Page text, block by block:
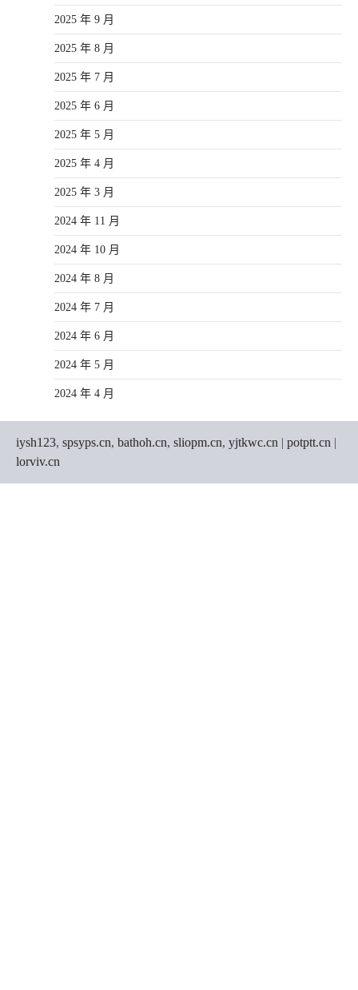
2025 年 9 月
2025 年 8 月
2025 年 7 月
2025 年 6 月
2025 年 5 月
2025 年 4 月
2025 年 3 月
2024 年 11 月
2024 年 10 月
2024 年 8 月
2024 年 7 月
2024 年 6 月
2024 年 5 月
2024 年 4 月
iysh123, spsyps.cn, bathoh.cn, sliopm.cn, yjtkwc.cn | potptt.cn |
lorviv.cn